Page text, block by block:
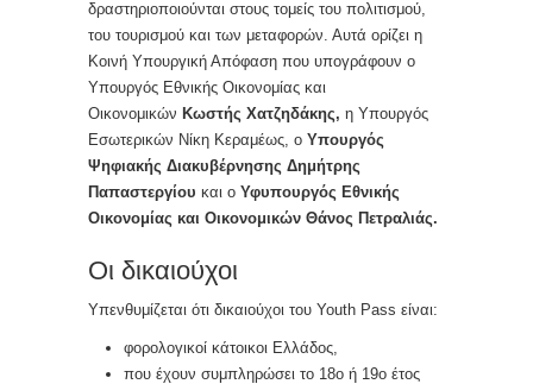
δραστηριοποιούνται στους τομείς του πολιτισμού,
του τουρισμού και των μεταφορών. Αυτά ορίζει η
Κοινή Υπουργική Απόφαση που υπογράφουν ο
Υπουργός Εθνικής Οικονομίας και
Οικονομικών Κωστής Χατζηδάκης, η Υπουργός
Εσωτερικών Νίκη Κεραμέως, ο Υπουργός
Ψηφιακής Διακυβέρνησης Δημήτρης
Παπαστεργίου και ο Υφυπουργός Εθνικής
Οικονομίας και Οικονομικών Θάνος Πετραλιάς.
Οι δικαιούχοι
Υπενθυμίζεται ότι δικαιούχοι του Youth Pass είναι:
φορολογικοί κάτοικοι Ελλάδος,
που έχουν συμπληρώσει το 18ο ή 19ο έτος